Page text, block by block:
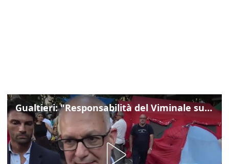
Gualtieri: "Responsabilità del Viminale su Spin Time? La posizione dei partiti è nota"